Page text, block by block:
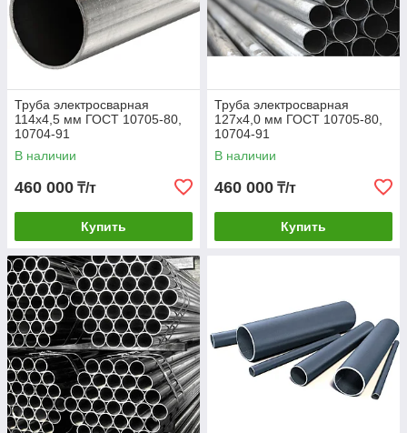
Труба электросварная
114х4,5 мм ГОСТ 10705-80,
10704-91
В наличии
460 000 ₸/т
Купить
Труба электросварная
127х4,0 мм ГОСТ 10705-80,
10704-91
В наличии
460 000 ₸/т
Купить